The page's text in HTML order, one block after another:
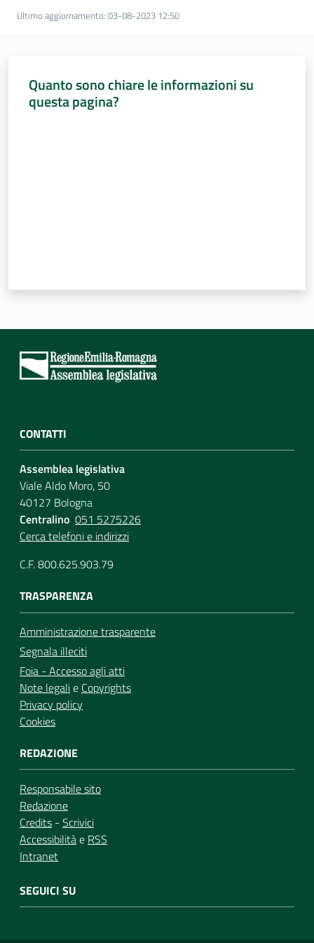
Assemblea
Attività
Ultimo aggiornamento: 03-08-2023 12:50
Quanto sono chiare le informazioni su
questa pagina?
CONTATTI
Assemblea legislativa
Viale Aldo Moro, 50
40127 Bologna
Centralino 051 5275226
Cerca telefoni e indirizzi
C.F. 800.625.903.79
TRASPARENZA
Amministrazione trasparente
Segnala illeciti
Foia - Accesso agli atti
Note legalie Copyrights
Privacy policy
Cookies
REDAZIONE
Responsabile sito
Redazione
Credits - Scrivici
Accessibilitàe RSS
Intranet
SEGUICI SU